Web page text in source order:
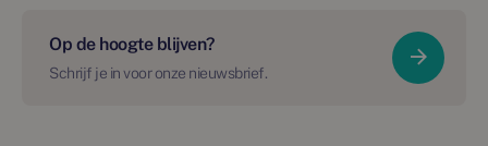
Op de hoogte blijven?
Schrijf je in voor onze nieuwsbrief.